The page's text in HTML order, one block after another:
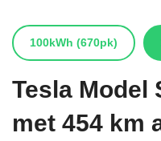
100kWh (670pk)
Tesla Model
met 454 km